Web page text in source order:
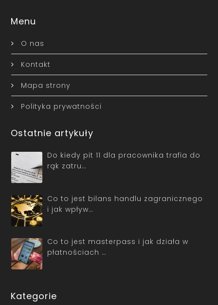
Menu
O nas
Kontakt
Mapa strony
Polityka prywatności
Ostatnie artykuły
Do kiedy pit 11 dla pracownika trafia do
rąk zatru…
Co to jest bilans handlu zagranicznego
i jak wpływ…
Co to jest masterpass i jak działa w
płatnościach …
Kategorie